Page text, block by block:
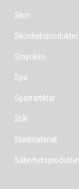
Skor
Skönhetsprodukter
Smycken
Spa
Sportartiklar
Stål
Städmaterial
Säkerhetsprodukter